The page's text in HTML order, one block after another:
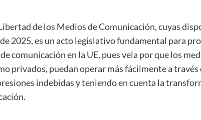
de los Medios de Comunicación, cuyas
2025, es un acto legislativo fundamental para
comunicación en la UE, pues vela por que los
privados, puedan operar más fácilmente a través
indebidas y teniendo en cuenta la